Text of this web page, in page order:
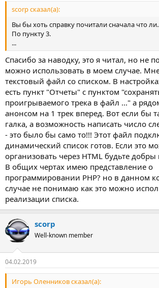
scorp сказал(а):
Вы бы хоть справку почитали сначала что
По пункту 3.
...
Спасибо за наводку, это я читал, но не
можно использовать в моем случае.
текстовый файл со списком. В
есть пункт "Отчеты" с пунктом
проигрываемого трека в файл ..." а
анонсом на 1 трек вперед. Вот если бы
галка, а возможность написать число
- это было бы само то!!! Этот файл
динамический список готов. Если это
организовать через HTML будьте добры
В общих чертах имею представление о
программировании PHP? но в данном
случае не понимаю как это можно
реализации списка.
scorp
Well-known member
04.02.2019
Игорь Оленников сказал(а):